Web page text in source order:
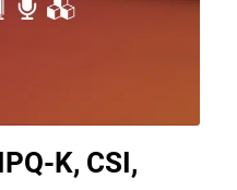
K, CSI,